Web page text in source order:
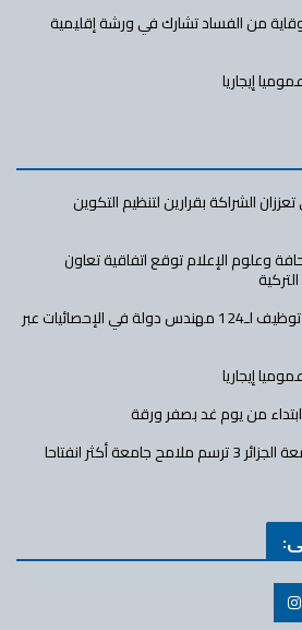
من الفساد تشارك في ورشة إقليمية
تعززان الشراكة بقرارين لتنظيم التكوين
وعلوم الإعلام توقع اتفاقية تعاون
وزارة الداخلية تفتح مسابقة توظيف لـ124 مهندس دولة في الإحصائيات عبر
ابتداء من يوم غد بصفر ورقة
كلية العلوم الاقتصادية بجامعة الجزائر 3 ترسم ملامح جامعة أكثر انفتاحا